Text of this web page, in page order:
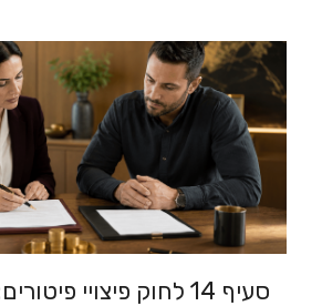
סעיף 14 לחוק פיצויי